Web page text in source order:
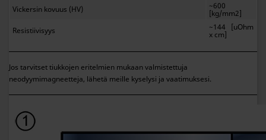
Vickersin kovuus (HV)
~600
[kg/mm2]
Resistiivisyys
~144 [uOhm
x cm]
Jos tarvitset tiukkojen eritelmien mukaan valmistettuja
neodyymimagneetteja, lähetä meille kyselysi ja vaatimuksesi.